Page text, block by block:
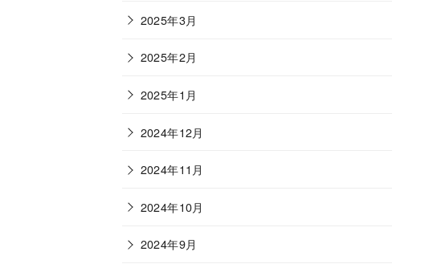
2025年3月
2025年2月
2025年1月
2024年12月
2024年11月
2024年10月
2024年9月